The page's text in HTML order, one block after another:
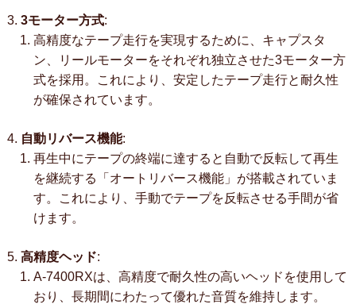
3モーター方式:
高精度なテープ走行を実現するために、キャプスタ
ン、リールモーターをそれぞれ独立させた3モーター方
式を採用。これにより、安定したテープ走行と耐久性
が確保されています。
自動リバース機能:
再生中にテープの終端に達すると自動で反転して再生
を継続する「オートリバース機能」が搭載されていま
す。これにより、手動でテープを反転させる手間が省
けます。
高精度ヘッド:
A-7400RXは、高精度で耐久性の高いヘッドを使用して
おり、長期間にわたって優れた音質を維持します。